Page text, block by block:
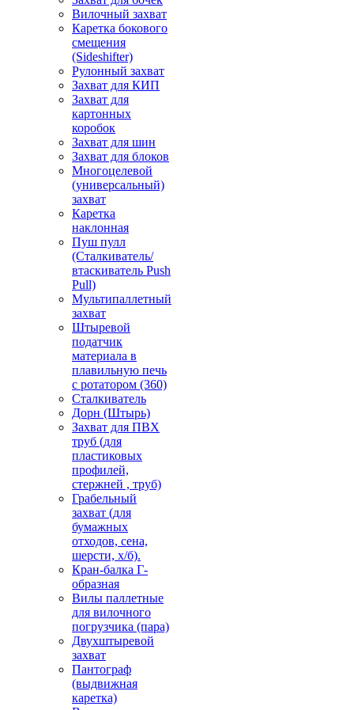
Вилочный захват
Каретка бокового
смещения
(Sideshifter)
Рулонный захват
Захват для КИП
Захват для
картонных
коробок
Захват для шин
Захват для блоков
Многоцелевой
(универсальный)
захват
Каретка
наклонная
Пуш пулл
(Сталкиватель/
втаскиватель Push
Pull)
Мультипаллетный
захват
Штыревой
податчик
материала в
плавильную печь
с ротатором (360)
Сталкиватель
Дорн (Штырь)
Захват для ПВХ
труб (для
пластиковых
профилей,
стержней , труб)
Грабельный
захват (для
бумажных
отходов, сена,
шерсти, х/б).
Кран-балка Г-
образная
Вилы паллетные
для вилочного
погрузчика (пара)
Двухштыревой
захват
Пантограф
(выдвижная
каретка)